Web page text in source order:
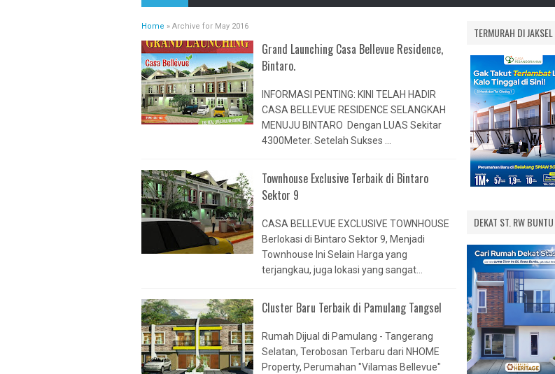
MISSION
EXPERIENCES
PRESTIGE PONDOK
GRAND PRESTIGE
SAWANGAN
PRESTIGE SAWANGAN
PRESTIGE 2
SAWANGAN
NATURE
PALM VILAMAS ESTATE
GRAND VILAMAS
ESTATE
VILAMAS PONDOK
VILAMAS SERPONG
ESTATE
PONDOK CABE EXT.
SUDIMARA
CINERE
CINERE
PONDOK CABE
EXTENTION
TAMAN HARMONI
MARKETING
INVESTMENT TRUST
CABE
PAMULANG HERITAGE
SAWANGAN
CASA ANDARA
PRESTIGE 2
SAWANGAN
CLUSTER GREEN
NATURE
Home » Archive for May 2016
Grand Launching Casa Bellevue Residence,
Bintaro.
INFORMASI PENTING: KINI TELAH HADIR
CASA BELLEVUE RESIDENCE SELANGKAH
MENUJU BINTARO Dengan LUAS Sekitar
4300Meter. Setelah Sukses ...
Townhouse Exclusive Terbaik di Bintaro
Sektor 9
CASA BELLEVUE EXCLUSIVE TOWNHOUSE
Berlokasi di Bintaro Sektor 9, Menjadi
Townhouse Ini Selain Harga yang
terjangkau, juga lokasi yang sangat...
Cluster Baru Terbaik di Pamulang Tangsel
Rumah Dijual di Pamulang - Tangerang
Selatan, Terobosan Terbaru dari NHOME
Property, Perumahan "Vilamas Bellevue"
TERMURAH DI JAKSEL
DEKAT ST. RW BUNTU